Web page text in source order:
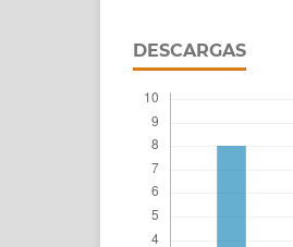
DESCARGAS